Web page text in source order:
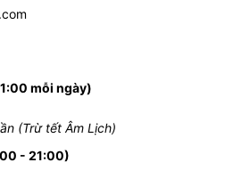
mỗi ngày)
(Trừ tết Âm Lịch)
- 21:00)